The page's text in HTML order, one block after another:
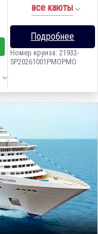
все каюты
Подробнее
Номер круиза: 21932-
SP20261001PMOPMO